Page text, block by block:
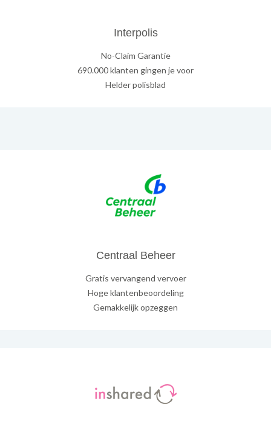
Interpolis
No-Claim Garantie
690.000 klanten gingen je voor
Helder polisblad
Centraal Beheer
Gratis vervangend vervoer
Hoge klantenbeoordeling
Gemakkelijk opzeggen